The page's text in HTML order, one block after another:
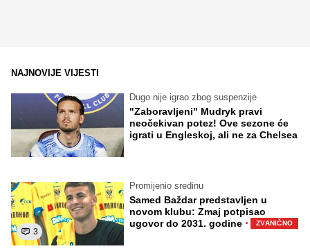
NAJNOVIJE VIJESTI
Dugo nije igrao zbog suspenzije
"Zaboravljeni" Mudryk pravi
neočekivan potez! Ove sezone će
igrati u Engleskoj, ali ne za Chelsea
3
Promijenio sredinu
Samed Baždar predstavljen u
novom klubu: Zmaj potpisao
ugovor do 2031. godine · ZVANIČNO